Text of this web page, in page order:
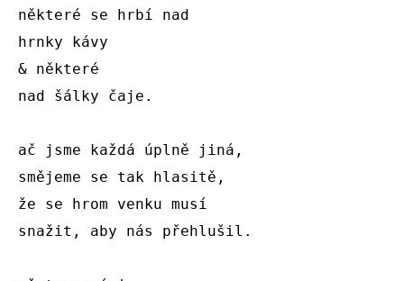
některé se hrbí nad
hrnky kávy
& některé
nad šálky čaje.
ač jsme každá úplně jiná,
smějeme se tak hlasitě,
že se hrom venku musí
snažit, aby nás přehlušil.